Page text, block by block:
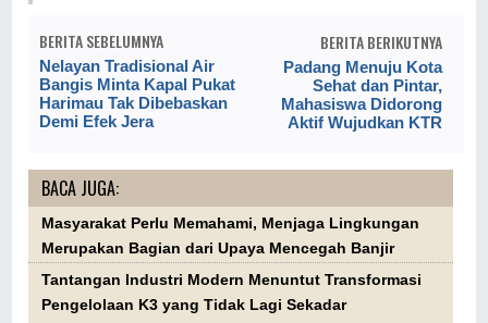
BERITA SEBELUMNYA
Nelayan Tradisional Air
Bangis Minta Kapal Pukat
Harimau Tak Dibebaskan
Demi Efek Jera
BERITA BERIKUTNYA
Padang Menuju Kota
Sehat dan Pintar,
Mahasiswa Didorong
Aktif Wujudkan KTR
BACA JUGA:
Masyarakat Perlu Memahami, Menjaga Lingkungan
Merupakan Bagian dari Upaya Mencegah Banjir
Tantangan Industri Modern Menuntut Transformasi
Pengelolaan K3 yang Tidak Lagi Sekadar